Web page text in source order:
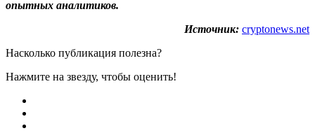
опытных аналитиков.
Источник: cryptonews.net
Насколько публикация полезна?
Нажмите на звезду, чтобы оценить!